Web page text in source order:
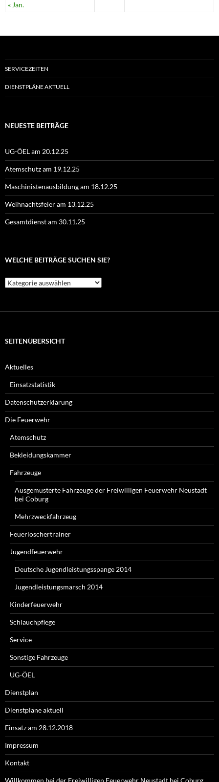
« Jan.
SERVICEZEITEN
DIENSTPLÄNE AKTUELL
NEUESTE BEITRÄGE
UG-ÖEL am 20.12.25
Atemschutz am 19.12.25
Maschinistenausbildung am 18.12.25
Weihnachtsfeier am 13.12.25
Gesamtdienst am 30.11.25
WELCHE BEITRÄGE SUCHEN SIE?
Welche
Beiträge
SEITENÜBERSICHT
Aktuelles
Einsatzstatistik
Datenschutzerklärung
Die Feuerwehr
Atemschutz
Bekleidungskammer
Fahrzeuge
Ausgemusterte Fahrzeuge der Freiwilligen Feuerwehr Neustadt
bei Coburg
Mehrzweckfahrzeug
Feuerlöschertrainer
Jugendfeuerwehr
Deutsche Jugendleistungsspange 2014
Jugendleistungsmarsch 2014
Kinderfeuerwehr
Schlauchpflege
Service
Sonstige Fahrzeuge
UG-ÖEL
Dienstplan
Dienstpläne aktuell
Einsatz am 28.12.2018
Impressum
Kontakt